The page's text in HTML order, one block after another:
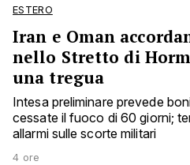
ESTERO
Iran e Oman
nello Stretto di
una tregua
Intesa preliminare prevede
cessate il fuoco di 60 giorni;
allarmi sulle scorte militari
4 ore